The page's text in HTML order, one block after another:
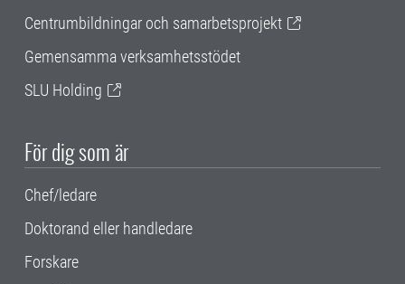
Centrumbildningar och samarbetsprojekt
Gemensamma verksamhetsstödet
SLU Holding
För dig som är
Chef/ledare
Doktorand eller handledare
Forskare